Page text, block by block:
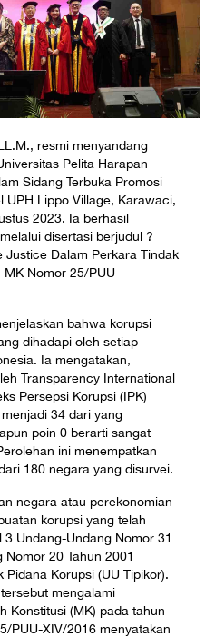
resmi menyandang
Pelita Harapan
Sidang Terbuka Promosi
UPH Lippo Village, Karawaci,
2023. Ia berhasil
disertasi berjudul ?
Justice Dalam Perkara Tindak
MK Nomor 25/PUU-
bahwa korupsi
dihadapi oleh setiap
Ia mengatakan,
Transparency International
Persepsi Korupsi (IPK)
34 dari yang
poin 0 berarti sangat
ini menempatkan
180 negara yang disurvei.
negara atau perekonomian
korupsi yang telah
Undang-Undang Nomor 31
20 Tahun 2001
Korupsi (UU Tipikor).
mengalami
Konstitusi (MK) pada tahun
PUU-XIV/2016 menyatakan